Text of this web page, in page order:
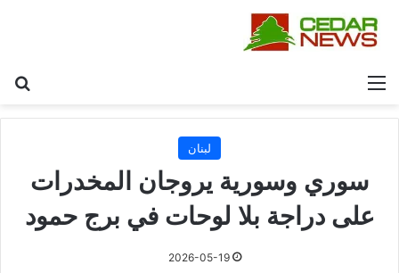
القائمة
لبنان
سوري وسورية يروجان المخدرات
على دراجة بلا لوحات في برج حمود
2026-05-19